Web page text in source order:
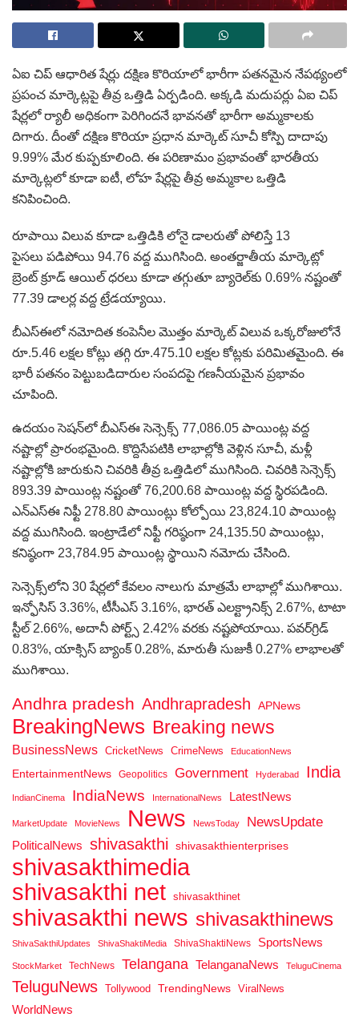
ఏఐ చిప్ ఆధారిత షేర్లు దక్షిణ కొరియాలో భారీగా పతనమైన నేపథ్యంలో
ప్రపంచ మార్కెట్లపై తీవ్ర ఒత్తిడి ఏర్పడింది. అక్కడి మదుపర్లు ఏఐ చిప్
షేర్లలో ర్యాలీ అధికంగా పెరిగిందనే భావనతో భారీగా అమ్మకాలకు
దిగారు. దీంతో దక్షిణ కొరియా ప్రధాన మార్కెట్ సూచీ కోస్పి దాదాపు
9.99% మేర కుప్పకూలింది. ఈ పరిణామం ప్రభావంతో భారతీయ
మార్కెట్లలో కూడా ఐటీ, లోహ షేర్లపై తీవ్ర అమ్మకాల ఒత్తిడి
కనిపించింది.
రూపాయి విలువ కూడా ఒత్తిడికి లోనై డాలరుతో పోలిస్తే 13
పైసలు పడిపోయి 94.76 వద్ద ముగిసింది. అంతర్జాతీయ మార్కెట్లో
బ్రెంట్ క్రూడ్ ఆయిల్ ధరలు కూడా తగ్గుతూ బ్యారెల్‌కు 0.69% నష్టంతో
77.39 డాలర్ల వద్ద ట్రేడయ్యాయి.
బీఎస్‌ఈలో నమోదిత కంపెనీల మొత్తం మార్కెట్ విలువ ఒక్కరోజులోనే
రూ.5.46 లక్షల కోట్లు తగ్గి రూ.475.10 లక్షల కోట్లకు పరిమితమైంది. ఈ
భారీ పతనం పెట్టుబడిదారుల సంపదపై గణనీయమైన ప్రభావం
చూపింది.
ఉదయం సెషన్‌లో బీఎస్‌ఈ సెన్సెక్స్ 77,086.05 పాయింట్ల వద్ద
నష్టాల్లో ప్రారంభమైంది. కొద్దిసేపటికి లాభాల్లోకి వెళ్లిన సూచీ, మళ్లీ
నష్టాల్లోకి జారుకుని చివరికి తీవ్ర ఒత్తిడిలో ముగిసింది. చివరికి సెన్సెక్స్
893.39 పాయింట్ల నష్టంతో 76,200.68 పాయింట్ల వద్ద స్థిరపడింది.
ఎన్‌ఎస్‌ఈ నిఫ్టీ 278.80 పాయింట్లు కోల్పోయి 23,824.10 పాయింట్ల
వద్ద ముగిసింది. ఇంట్రాడేలో నిఫ్టీ గరిష్ఠంగా 24,135.50 పాయింట్లు,
కనిష్ఠంగా 23,784.95 పాయింట్ల స్థాయిని నమోదు చేసింది.
సెన్సెక్స్‌లోని 30 షేర్లలో కేవలం నాలుగు మాత్రమే లాభాల్లో ముగిశాయి.
ఇన్ఫోసిస్ 3.36%, టీసీఎస్ 3.16%, భారత్ ఎలక్ట్రానిక్స్ 2.67%, టాటా
స్టీల్ 2.66%, అదానీ పోర్ట్స్ 2.42% వరకు నష్టపోయాయి. పవర్‌గ్రిడ్
0.83%, యాక్సిస్ బ్యాంక్ 0.28%, మారుతీ సుజుకీ 0.27% లాభాలతో
ముగిశాయి.
Andhra pradesh Andhrapradesh APNews
BreakingNews Breaking news
BusinessNews CricketNews CrimeNews EducationNews
EntertainmentNews Geopolitics Government Hyderabad India
IndianCinema IndiaNews InternationalNews LatestNews
MarketUpdate MovieNews News NewsToday NewsUpdate
PoliticalNews shivasakthi shivasakthienterprises
shivasakthimedia
shivasakthi net shivasakthinet
shivasakthi news shivasakthinews
ShivaSakthiUpdates ShivaShaktiMedia ShivaShaktiNews SportsNews
StockMarket TechNews Telangana TelanganaNews TeluguCinema
TeluguNews Tollywood TrendingNews ViralNews
WorldNews